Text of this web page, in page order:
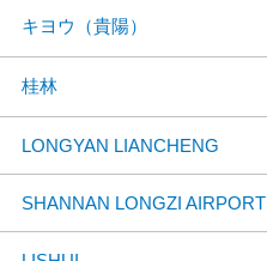
キヨウ（貴陽）
桂林
LONGYAN LIANCHENG
SHANNAN LONGZI AIRPORT